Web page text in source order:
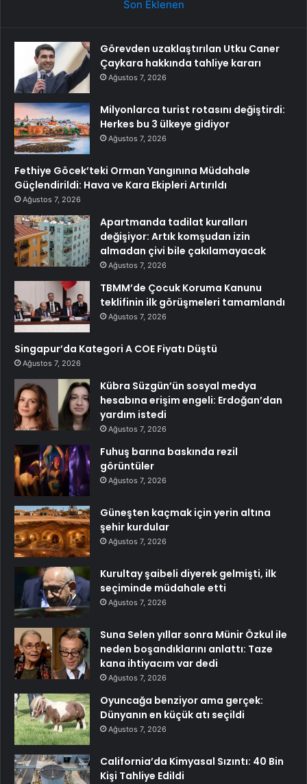
Son Eklenen
Görevden uzaklaştırılan Utku Caner
Çaykara hakkında tahliye kararı
Ağustos 7, 2026
Milyonlarca turist rotasını değiştirdi:
Herkes bu 3 ülkeye gidiyor
Ağustos 7, 2026
Fethiye Göcek’teki Orman Yangınına Müdahale
Güçlendirildi: Hava ve Kara Ekipleri Artırıldı
Ağustos 7, 2026
Apartmanda tadilat kuralları
değişiyor: Artık komşudan izin
almadan çivi bile çakılamayacak
Ağustos 7, 2026
TBMM’de Çocuk Koruma Kanunu
teklifinin ilk görüşmeleri tamamlandı
Ağustos 7, 2026
Singapur’da Kategori A COE Fiyatı Düştü
Ağustos 7, 2026
Kübra Süzgün’ün sosyal medya
hesabına erişim engeli: Erdoğan’dan
yardım istedi
Ağustos 7, 2026
Fuhuş barına baskında rezil
görüntüler
Ağustos 7, 2026
Güneşten kaçmak için yerin altına
şehir kurdular
Ağustos 7, 2026
Kurultay şaibeli diyerek gelmişti, ilk
seçiminde müdahale etti
Ağustos 7, 2026
Suna Selen yıllar sonra Münir Özkul ile
neden boşandıklarını anlattı: Taze
kana ihtiyacım var dedi
Ağustos 7, 2026
Oyuncağa benziyor ama gerçek:
Dünyanın en küçük atı seçildi
Ağustos 7, 2026
California’da Kimyasal Sızıntı: 40 Bin
Kişi Tahliye Edildi